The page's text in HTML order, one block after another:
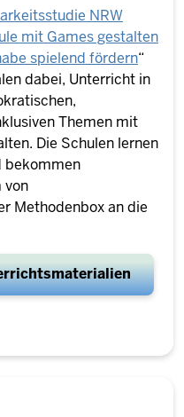
NRW
mit Games gestalten
spielend fördern“
dabei, Unterricht in
Themen mit
Die Schulen lernen
bekommen
von
Methodenbox an die